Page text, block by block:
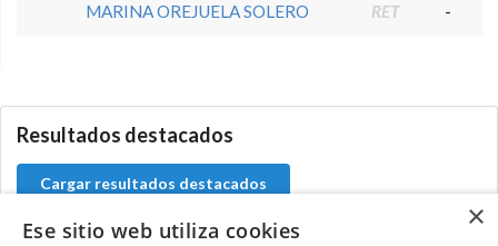
MARINA OREJUELA SOLERO RET -
Resultados destacados
Cargar resultados destacados
×
Ese sitio web utiliza cookies